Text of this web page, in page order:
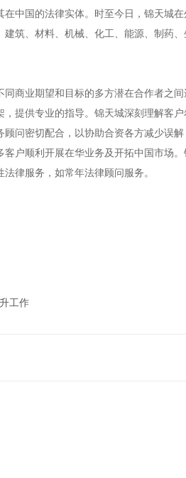
中国的法律实体。时至今日，锦天城
筑、材料、机械、化工、能源、制药
商业期望和目标的多方潜在合作者之
提供专业的指导。锦天城深刻理解客
问密切配合，以协助合资各方减少误
户顺利开展在华业务及开拓中国市场
律服务，如常年法律顾问服务。
工作